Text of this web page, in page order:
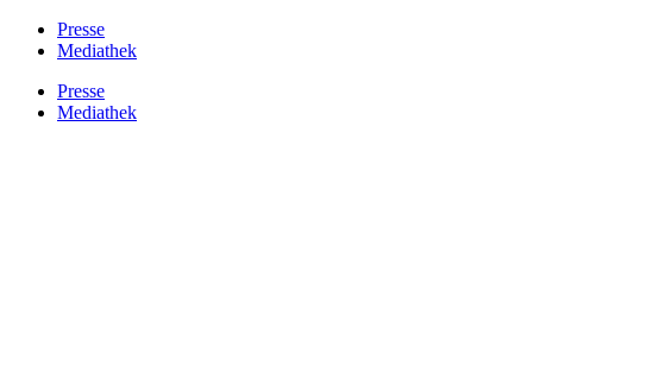
Presse
Mediathek
Presse
Mediathek